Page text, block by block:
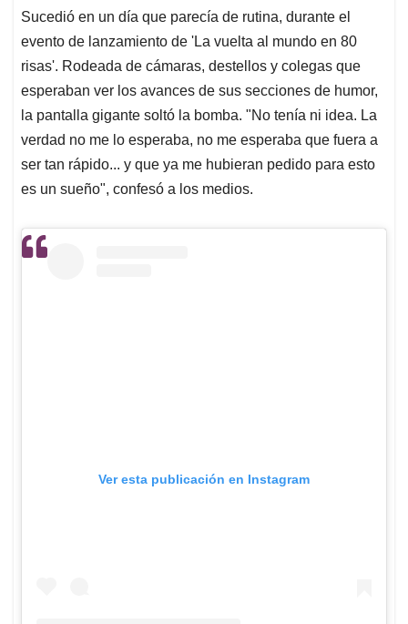
Sucedió en un día que parecía de rutina, durante el
evento de lanzamiento de 'La vuelta al mundo en 80
risas'. Rodeada de cámaras, destellos y colegas que
esperaban ver los avances de sus secciones de humor,
la pantalla gigante soltó la bomba. "No tenía ni idea. La
verdad no me lo esperaba, no me esperaba que fuera a
ser tan rápido... y que ya me hubieran pedido para esto
es un sueño", confesó a los medios.
Ver esta publicación en Instagram